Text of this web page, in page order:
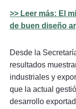
>> Leer más: El
de buen diseño
Desde la
resultados
industriales y
que la actual
desarrollo